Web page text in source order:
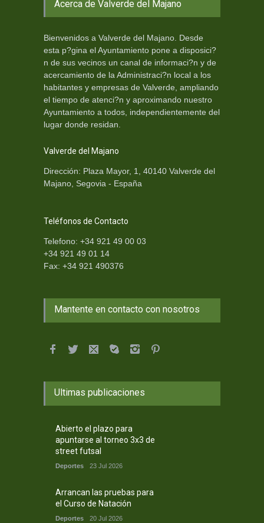
Acerca de Valverde del Majano
Bienvenidos a Valverde del Majano. Desde
esta p?gina el Ayuntamiento pone a disposici?
n de sus vecinos un canal de informaci?n y de
acercamiento de la Administraci?n local a los
habitantes y empresas de Valverde, ampliando
el tiempo de atenci?n y aproximando nuestro
Ayuntamiento a todos, independientemente del
lugar donde residan.
Valverde del Majano
Dirección: Plaza Mayor, 1, 40140 Valverde del
Majano, Segovia - España
Teléfonos de Contacto
Telefono: +34 921 49 00 03
+34 921 49 01 14
Fax: +34 921 490376
Mantente en contacto con nosotros
Ultimas publicaciones
Abierto el plazo para
apuntarse al torneo 3x3 de
street futsal
Deportes 23 Jul 2026
Arrancan las pruebas para
el Curso de Natación
Deportes 20 Jul 2026